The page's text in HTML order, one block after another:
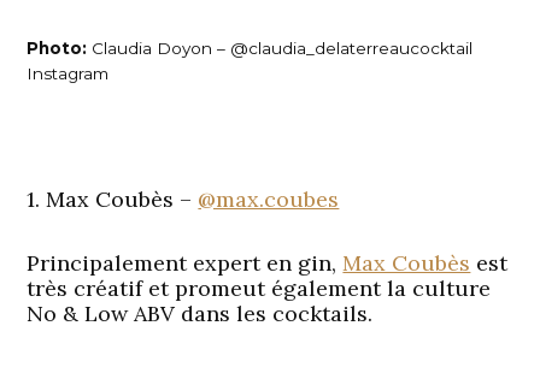
Photo: Claudia Doyon – @claudia_delaterreaucocktail
Instagram
1. Max Coubès – @max.coubes
Principalement expert en gin,Max Coubès est
très créatif et promeut également la culture
No & Low ABV dans les cocktails.